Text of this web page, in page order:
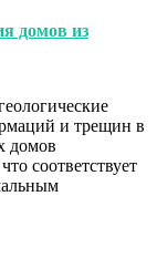
домов из
и трещин в
домов
соответствует